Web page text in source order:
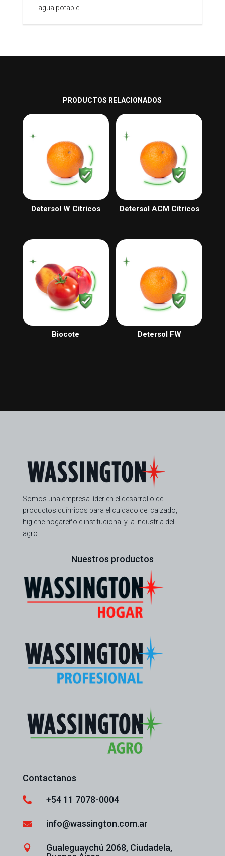
agua potable.
PRODUCTOS RELACIONADOS
Detersol W Cítricos Detersol ACM Cítricos
Biocote Detersol FW
Somos una empresa líder en el desarrollo de
productos químicos para el cuidado del calzado,
higiene hogareño e institucional y la industria del
agro.
Nuestros productos
Contactanos
 +54 11 7078-0004
 info@wassington.com.ar

Gualeguaychú 2068, Ciudadela,